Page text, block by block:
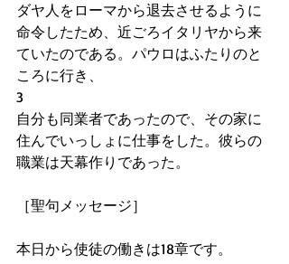
ダヤ人をローマから退去させるように
命令したため、近ごろイタリヤから来
ていたのである。パウロはふたりのと
ころに行き、
3
自分も同業者であったので、その家に
住んでいっしょに仕事をした。彼らの
職業は天幕作りであった。
［聖句メッセージ］
本日から使徒の働きは18章です。